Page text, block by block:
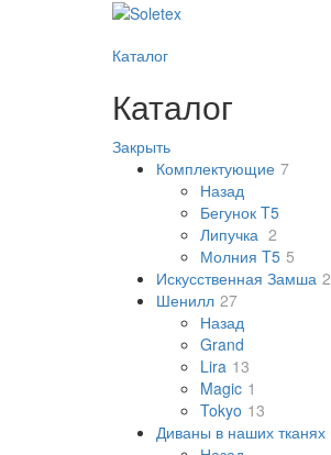
Каталог
Каталог
Закрыть
Комплектующие 7
Назад
Бегунок T5
Липучка 2
Молния T5 5
Искусственная Замша 2
Шенилл 27
Назад
Grand
Lira 13
Magic 1
Tokyo 13
Диваны в наших тканях